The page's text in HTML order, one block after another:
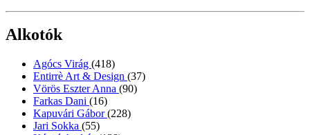
Alkotók
Agócs Virág (418)
Entirrè Art & Design (37)
Vörös Eszter Anna (90)
Farkas Dani (16)
Kapuvári Gábor(228)
Jari Sokka (55)